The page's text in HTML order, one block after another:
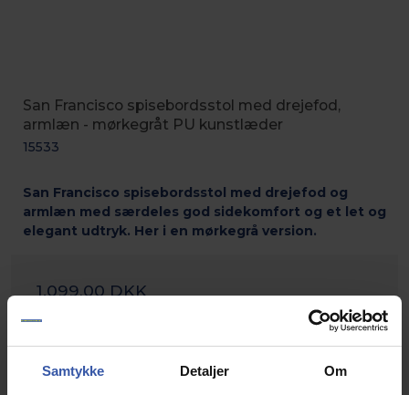
Samtykke Detaljer Om
San Francisco spisebordsstol med drejefod,
armlæn - mørkegråt PU kunstlæder
15533
San Francisco spisebordsstol med drejefod og
armlæn med særdeles god sidekomfort og et let og
elegant udtryk. Her i en mørkegrå version.
1.099,00 DKK